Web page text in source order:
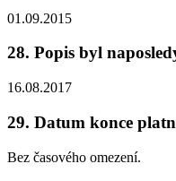
01.09.2015
28. Popis byl
16.08.2017
29. Datum konce
Bez časového omezení.